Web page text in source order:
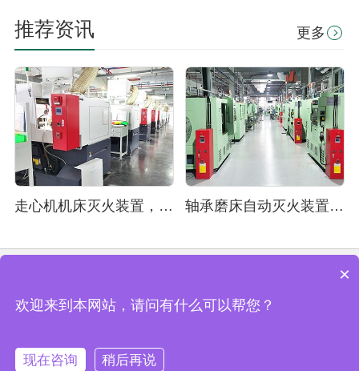
推荐资讯 更多
走心机机床灭火装置，念海消防助力大博医疗生产安全 轴承磨床自动灭火装置，念海消防助力山口精工轴承生产安全
苏州市念海消防技术有限公司©版权所有
备案号：苏ICP备14032225号
×
欢迎来到本网站，请问有什么可以帮您？
现在咨询
稍后再说